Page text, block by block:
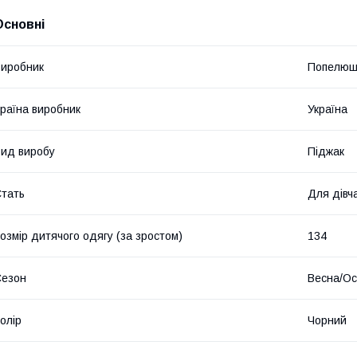
виробник Україна
виробу Піджак
Для
дитячого одягу (за зростом) 134
Весна/
Чорний